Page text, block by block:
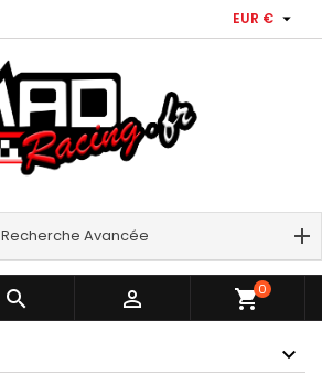
EUR € 
Recherche Avancée
  shopping_cart0